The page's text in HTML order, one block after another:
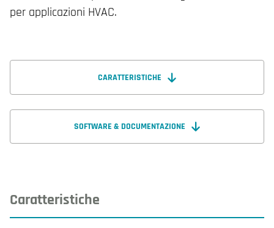
per applicazioni HVAC.
CARATTERISTICHE
SOFTWARE & DOCUMENTAZIONE
Caratteristiche